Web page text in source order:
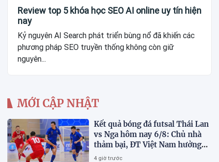
Review top 5 khóa học SEO AI online uy tín hiện
nay
Kỷ nguyên AI Search phát triển bùng nổ đã khiến các
phương pháp SEO truyền thống không còn giữ
nguyên...
MỚI CẬP NHẬT
Kết quả bóng đá futsal Thái Lan
vs Nga hôm nay 6/8: Chủ nhà
thảm bại, ĐT Việt Nam hưởng
lợi lớn
4 giờ trước